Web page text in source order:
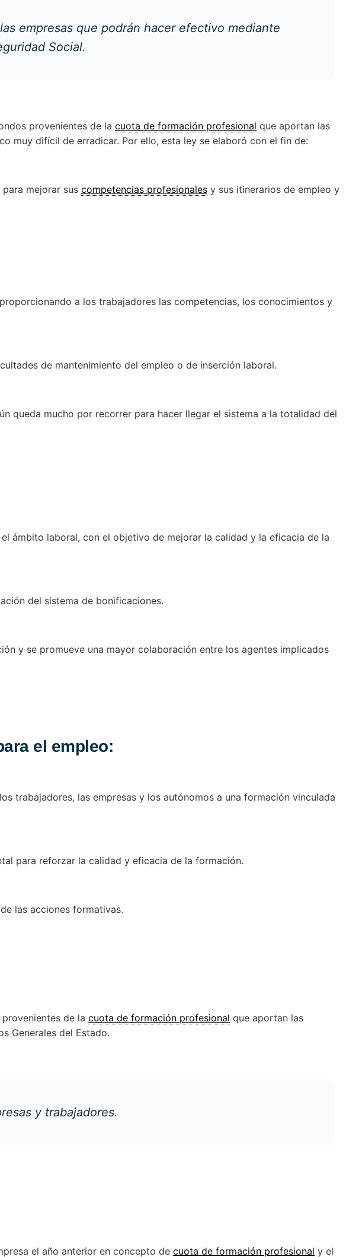
empresas que podrán hacer efectivo mediante
Social.
provenientes de la cuota de formación profesional que aportan las
muy difícil de erradicar. Por ello, esta ley se elaboró con el fin de:
mejorar sus competencias profesionales y sus itinerarios de empleo y
a los trabajadores las competencias, los conocimientos y
de mantenimiento del empleo o de inserción laboral.
queda mucho por recorrer para hacer llegar el sistema a la totalidad del
ámbito laboral, con el objetivo de mejorar la calidad y la eficacia de la
del sistema de bonificaciones.
y se promueve una mayor colaboración entre los agentes implicados
el empleo:
trabajadores, las empresas y los autónomos a una formación vinculada
para reforzar la calidad y eficacia de la formación.
las acciones formativas.
de la cuota de formación profesional que aportan las
Generales del Estado.
y trabajadores.
el año anterior en concepto de cuota de formación profesional y el